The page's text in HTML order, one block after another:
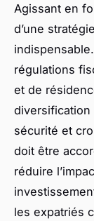
Agissant en
d’une
régulations
et de
sécurité et
doit être
réduire
les expatriés